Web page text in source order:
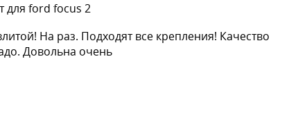
для ford focus 2
На раз. Подходят все крепления! Качество
Довольна очень